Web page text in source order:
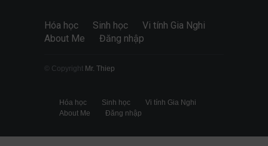
Hóa học Sinh học
Vi tính Gia Nghi
About Me
Đăng nhập
© Copyright Mr. Thiep
Hóa học Sinh học
Vi tính Gia Nghi
About Me
Đăng nhập